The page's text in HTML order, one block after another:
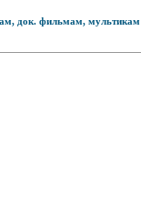
док. фильмам,